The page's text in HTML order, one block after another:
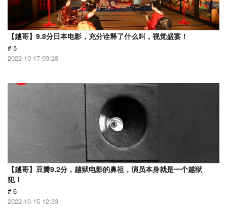
【越哥】9.8分日本电影，充分诠释了什么叫，视觉盛宴！
# 5
2022-10-17 09:28
【越哥】豆瓣9.2分，越狱电影的鼻祖，演员本身就是一个越狱
犯！
# 6
2022-10-15 12:33